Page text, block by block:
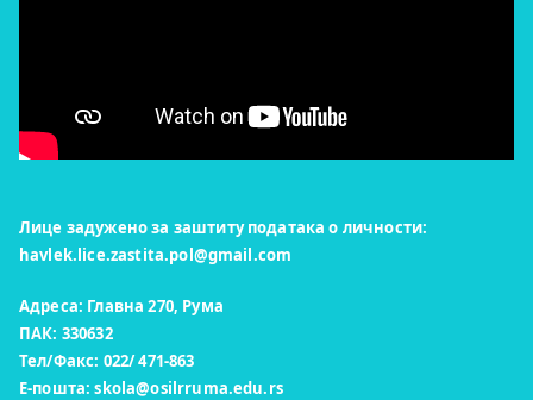
Лице задужено за заштиту података о личности:
havlek.lice.zastita.pol@gmail.com
Адреса: Главна 270, Рума
ПАК: 330632
Тел/Факс: 022/ 471-863
Е-пошта:skola@osilrruma.edu.rs